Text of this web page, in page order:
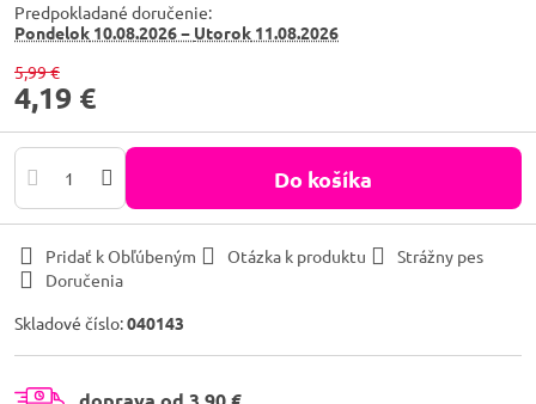
Predpokladané doručenie:
Pondelok 10.08.2026 − Utorok 11.08.2026
5,99 €
4,19 €
Do košíka
Pridať k Obľúbeným Otázka k produktu
Strážny pes
Doručenia
Skladové číslo:040143